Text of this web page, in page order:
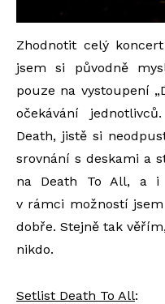
Zhodnotit celý
jsem si původně
pouze na vystoupení
očekávání
Death, jistě si
srovnání s deskami a
na Death To All, a i
v rámci možností
dobře. Stejně tak
nikdo.
Setlist Death To All: